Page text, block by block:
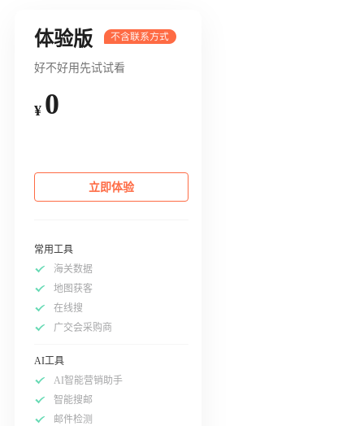
体验版
好不好用先试试看
¥ 0
立即体验
常用工具
海关数据
地图获客
在线搜
广交会采购商
AI工具
AI智能营销助手
智能搜邮
邮件检测